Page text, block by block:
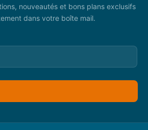
nouveautés et bons plans exclusifs
dans votre boîte mail.